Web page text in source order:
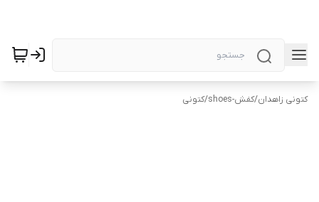
کتونی زاهدان/کفش-shoes /کتونی